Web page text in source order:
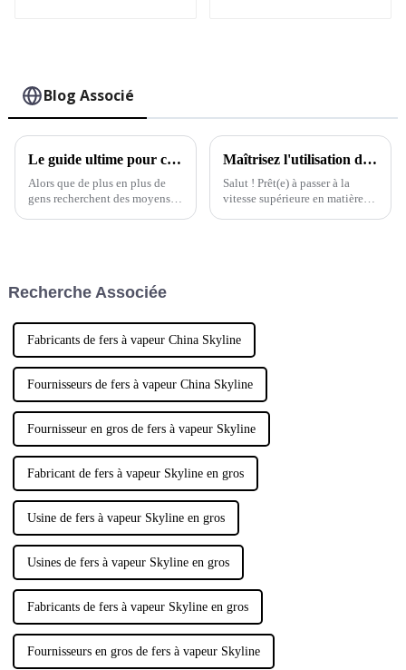
Blog Associé
Le guide ultime pour choisir le défroisseur vapeur sans fil idéal pour vos besoins
Alors que de plus en plus de
gens recherchent des moyens
Maîtrisez l'utilisation du défroisseur vapeur grâce à ce tutoriel ultime étape par étape.
Salut ! Prêt(e) à passer à la
vitesse supérieure en matière
Recherche Associée
Fabricants de fers à vapeur China Skyline
Fournisseurs de fers à vapeur China Skyline
Fournisseur en gros de fers à vapeur Skyline
Fabricant de fers à vapeur Skyline en gros
Usine de fers à vapeur Skyline en gros
Usines de fers à vapeur Skyline en gros
Fabricants de fers à vapeur Skyline en gros
Fournisseurs en gros de fers à vapeur Skyline